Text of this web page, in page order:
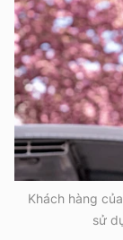
Khách hàng
sử